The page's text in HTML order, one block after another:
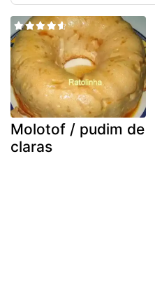
Molotof / pudim de
claras